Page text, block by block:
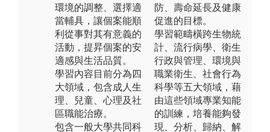
環境的調整、選擇適
當輔具，讓個案能順
利從事對其有意義的
活動，提昇個案的安
適感與生活品質。
學習內容目前分為四
大領域，包含成人生
理、兒童、心理及社
區職能治療。
包含一般大學共同科
防、壽命延長及健康
促進的目標。
學習範疇橫跨生物統
計、流行病學、衛生
行政與管理、環境與
職業衛生、社會行為
科學等五大領域，藉
由這些領域專業知能
的訓練，培養能夠發
現、分析、歸納、解